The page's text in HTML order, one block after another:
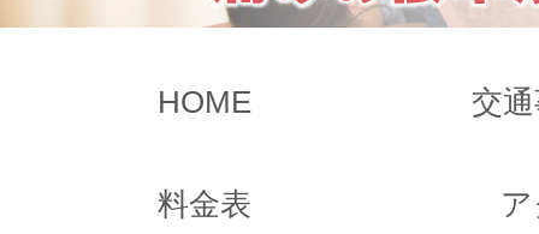
HOME 交
料金表